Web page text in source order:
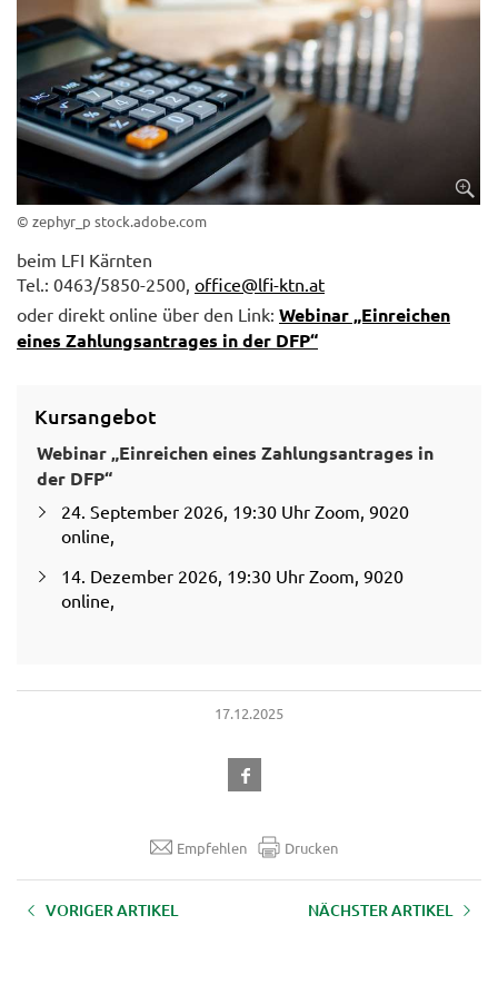
© zephyr_p stock.adobe.com
beim LFI Kärnten
Tel.: 0463/5850-2500, office@lfi-ktn.at
oder direkt online über den Link: Webinar „Einreichen
eines Zahlungsantrages in der DFP“
Kursangebot
Webinar „Einreichen eines Zahlungsantrages in
der DFP“
24. September 2026, 19:30 Uhr Zoom, 9020
online,
14. Dezember 2026, 19:30 Uhr Zoom, 9020
online,
17.12.2025
Empfehlen Drucken
VORIGER ARTIKEL NÄCHSTER ARTIKEL